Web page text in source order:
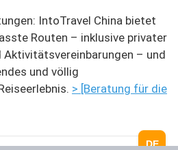
IntoTravel China bietet
Routen – inklusive privater
Aktivitätsvereinbarungen – und
und völlig
> [Beratung für die
DE